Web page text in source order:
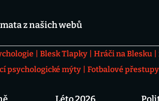
z našich webů
Blesk Tlapky Hráči na Blesku
psychologické mýty
Fotbalové